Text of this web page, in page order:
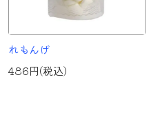
れもんげ
486円(税込)